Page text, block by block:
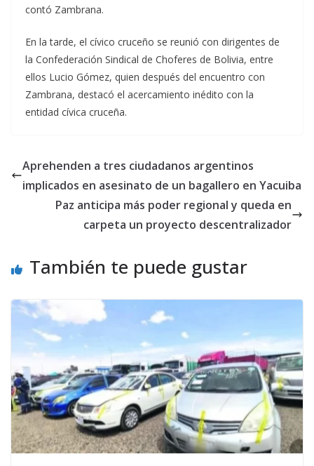
contó Zambrana.
En la tarde, el cívico cruceño se reunió con dirigentes de
la Confederación Sindical de Choferes de Bolivia, entre
ellos Lucio Gómez, quien después del encuentro con
Zambrana, destacó el acercamiento inédito con la
entidad cívica cruceña.
Aprehenden a tres ciudadanos argentinos
implicados en asesinato de un bagallero en Yacuiba
Paz anticipa más poder regional y queda en
carpeta un proyecto descentralizador
También te puede gustar